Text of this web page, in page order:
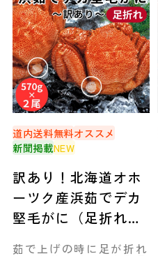
道内送料無料オススメ
新聞掲載NEW
訳あり！北海道オホ
ーツク産浜茹でデカ
堅毛がに（足折れ）
茹で上げの時に足が折れ